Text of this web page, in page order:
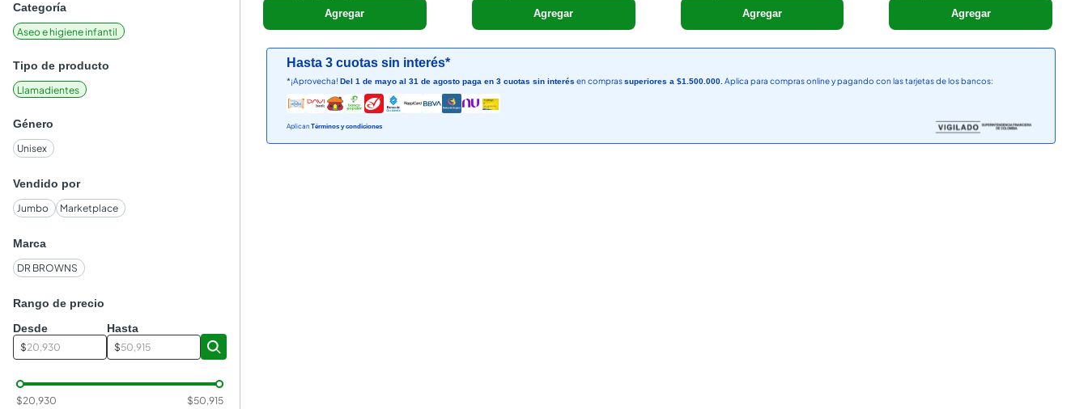
Categoría
Aseo e higiene infantil
Tipo de producto
Llamadientes
Género
Unisex
Vendido por
Jumbo Marketplace
Marca
DR BROWNS
Rango de precio
Desde
$
Hasta
$
$20,930 $50,915
Agregar Agregar Agregar Agregar
Hasta 3 cuotas sin interés*
*¡Aprovecha! Del 1 de mayo al 31 de agosto paga en 3 cuotas sin interés en comprassuperiores a $1.500.000. Aplica para compras online y pagando con las tarjetas de los bancos:
Aplican Términos y condiciones